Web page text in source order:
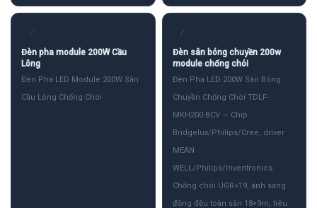
✓
Đèn pha module 200W Cầu
Lông
Đèn Pha LED Module 200W Sân
Cầu Lông Chống Chói
✓
Đèn sân bóng chuyền 200w
module chống chói
Đèn Pha LED 200W Sân Bóng
Chuyền Chống Chói TDLF-
MKH200-BCV — Chip
Bridgelux/Philips/Cree, driver
MEAN
WELL/Philips/Inventronics.
Chống chói UGR<19, ánh sáng
đồng đều toàn sân 18×9m, tiêu